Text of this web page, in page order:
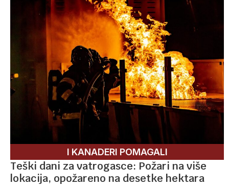
I KANADERI POMAGALI
Teški dani za vatrogasce: Požari na više
lokacija, opožareno na desetke hektara